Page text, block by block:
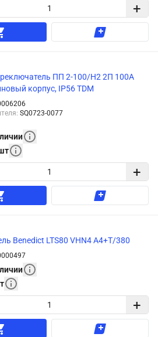
+
ПП 2-100/Н2 2П 100А
корпус, IP56 TDM
: SQ0723-0077
+
Benedict LTS80 VHN4 A4+T/380
+